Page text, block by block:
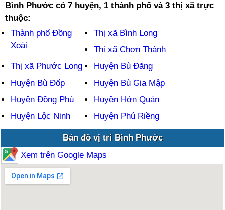
Bình Phước có 7 huyện, 1 thành phố và 3 thị xã trực
thuộc:
Thành phố Đồng
Xoài
Thị xã Bình Long
Thị xã Chơn Thành
Thị xã Phước Long
Huyện Bù Đăng
Huyện Bù Đốp
Huyện Bù Gia Mập
Huyện Đồng Phú
Huyện Hớn Quản
Huyện Lộc Ninh
Huyện Phú Riềng
Bản đồ vị trí Bình Phước
Xem trên Google Maps